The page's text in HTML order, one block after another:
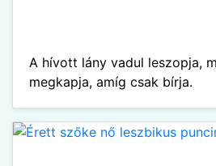
A hívott lány vadul leszopja,
megkapja, amíg csak bírja.